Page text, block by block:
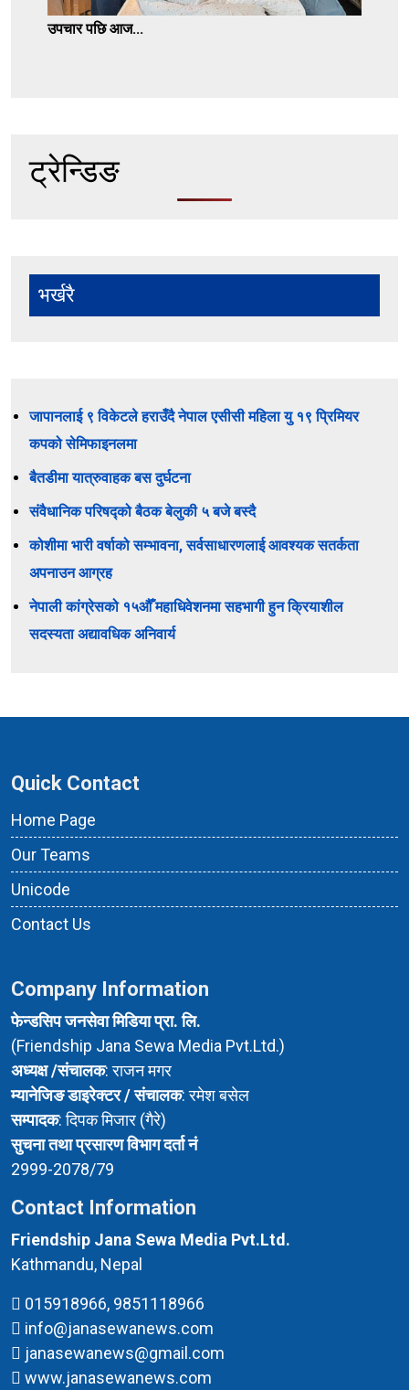
उपचार पछि आज...
ट्रेन्डिङ
भर्खरै
जापानलाई ९ विकेटले हराउँदै नेपाल एसीसी महिला यु १९ प्रिमियर
कपको सेमिफाइनलमा
बैतडीमा यात्रुवाहक बस दुर्घटना
संवैधानिक परिषद्को बैठक बेलुकी ५ बजे बस्दै
कोशीमा भारी वर्षाको सम्भावना, सर्वसाधारणलाई आवश्यक सतर्कता
अपनाउन आग्रह
नेपाली कांग्रेसको १५औँ महाधिवेशनमा सहभागी हुन क्रियाशील
सदस्यता अद्यावधिक अनिवार्य
Quick Contact
Home Page
Our Teams
Unicode
Contact Us
Company Information
फेन्डसिप जनसेवा मिडिया प्रा. लि.
(Friendship Jana Sewa Media Pvt.Ltd.)
अध्यक्ष /संचालक: राजन मगर
म्यानेजिङ डाइरेक्टर / संचालक: रमेश बसेल
सम्पादक: दिपक मिजार (गैरे)
सुचना तथा प्रसारण विभाग दर्ता नं
2999-2078/79
Contact Information
Friendship Jana Sewa Media Pvt.Ltd.
Kathmandu, Nepal
015918966, 9851118966
info@janasewanews.com
janasewanews@gmail.com
www.janasewanews.com